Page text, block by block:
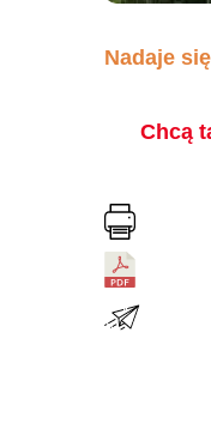
Nadaje
Chcą